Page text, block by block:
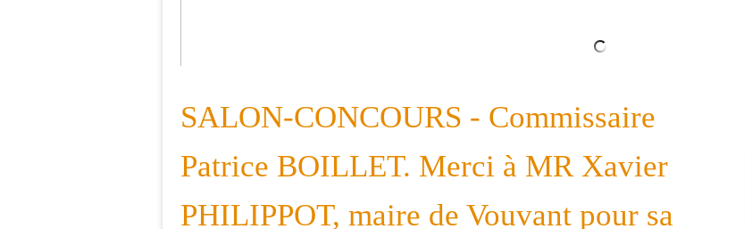
Exposition BLONDEAU dans la Nef Théodelin de VOUVANT jusqu'au 12 juillet 2026
SALON-CONCOURS - Commissaire
Patrice BOILLET. Merci à MR Xavier
PHILIPPOT, maire de Vouvant pour sa